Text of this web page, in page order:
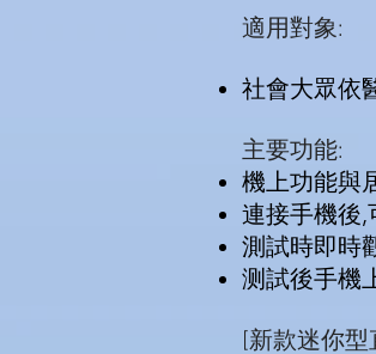
適用對象:
社會大眾依
主要功能:
機上功能與
連接手機後,
測試時即時
测試後手機
[新款迷你型